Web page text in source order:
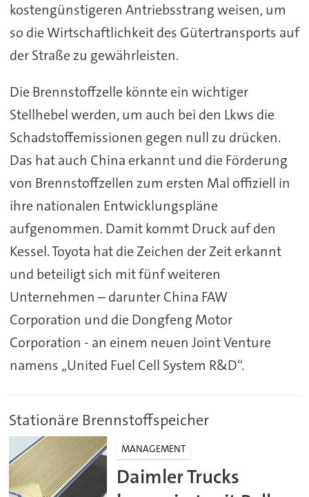
kostengünstigeren Antriebsstrang weisen, um
so die Wirtschaftlichkeit des Gütertransports auf
der Straße zu gewährleisten.
Die Brennstoffzelle könnte ein wichtiger
Stellhebel werden, um auch bei den Lkws die
Schadstoffemissionen gegen null zu drücken.
Das hat auch China erkannt und die Förderung
von Brennstoffzellen zum ersten Mal offiziell in
ihre nationalen Entwicklungspläne
aufgenommen. Damit kommt Druck auf den
Kessel. Toyota hat die Zeichen der Zeit erkannt
und beteiligt sich mit fünf weiteren
Unternehmen – darunter China FAW
Corporation und die Dongfeng Motor
Corporation - an einem neuen Joint Venture
namens „United Fuel Cell System R&D“.
Stationäre Brennstoffspeicher
MANAGEMENT
Daimler Trucks